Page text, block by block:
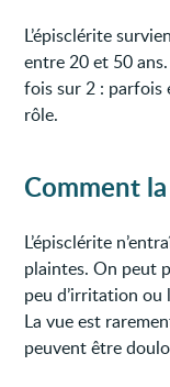
L’épisclérite
entre 20 et 50
fois sur 2 : parfois
rôle.
Comment
L’épisclérite
plaintes. On peut
peu d’irritation ou
La vue est
peuvent être